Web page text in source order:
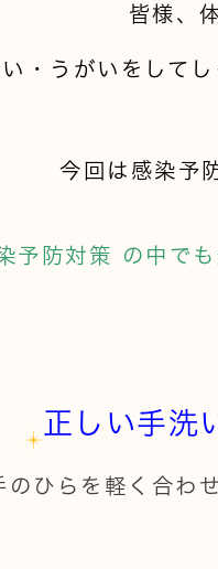
皆様、
・うがいをして
今回は感染予
予防対策 の中で
正しい手洗
ひらを軽く合わ